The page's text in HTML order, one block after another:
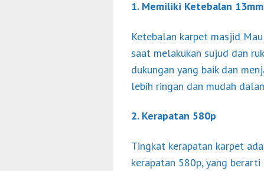
1. Memiliki Ketebalan 13mm
Ketebalan karpet masjid
saat melakukan sujud dan
dukungan yang baik dan
lebih ringan dan mudah
2. Kerapatan 580p
Tingkat kerapatan karpet
kerapatan 580p, yang